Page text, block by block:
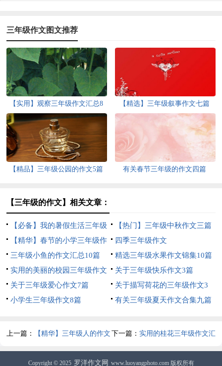
三年级作文图文推荐
【实用】观察三年级作文汇总8
篇
【精选】三年级叙事作文七篇
【精品】三年级公园的作文5篇 有关春节三年级的作文四篇
【三年级的作文】相关文章：
【必备】我的暑假生活三年级
作文3篇
【热门】三年级中秋作文三篇
【精华】春节的小学三年级作
文3篇
四季三年级作文
三年级小鱼的作文汇总10篇
精选三年级水果作文锦集10篇
实用的美丽的校园三年级作文
300字4篇
关于三年级快乐作文3篇
关于三年级爱心作文7篇
关于描写荷花的三年级作文3
篇
小学生三年级作文8篇 有关三年级夏天作文合集九篇
上一篇： 【精华】三年级人的作文
4篇
下一篇： 实用的桂花三年级作文汇
编8篇
Copyright © 2025 罗洋作文网 www.luoyangphoto.com 版权所有